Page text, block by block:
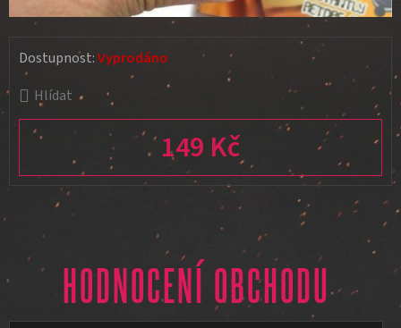
Hlídat
149 Kč
Měrná cena:
Dostupnost:Vyprodáno
HODNOCENÍ OBCHODU